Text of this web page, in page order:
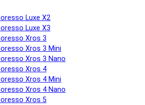
Luxe X2
Luxe X3
Xros 3
Xros 3 Mini
Xros 3 Nano
Xros 4
Xros 4 Mini
Xros 4 Nano
Xros 5